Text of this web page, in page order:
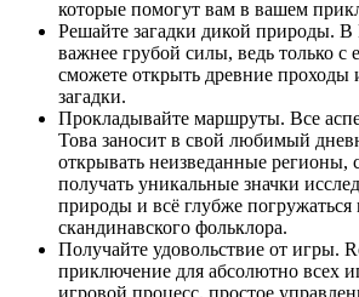
которые помогут вам в вашем
Решайте загадки дикой природы. В
важнее грубой силы, ведь только
сможете открыть древние проходы
загадки.
Прокладывайте маршруты. Все
Това заносит в свой любимый
открывать неизведанные регионы,
получать уникальные значки
природы и всё глубже
скандинавского фольклора.
Получайте удовольствие от игры.
приключение для абсолютно всех
игровой процесс, простое